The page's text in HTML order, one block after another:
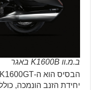
ב.מ.וו K1600B באגר